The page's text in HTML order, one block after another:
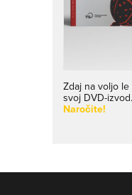
Zdaj na voljo le
svoj DVD-izvod.
Naročite!